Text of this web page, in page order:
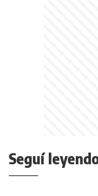
Seguí